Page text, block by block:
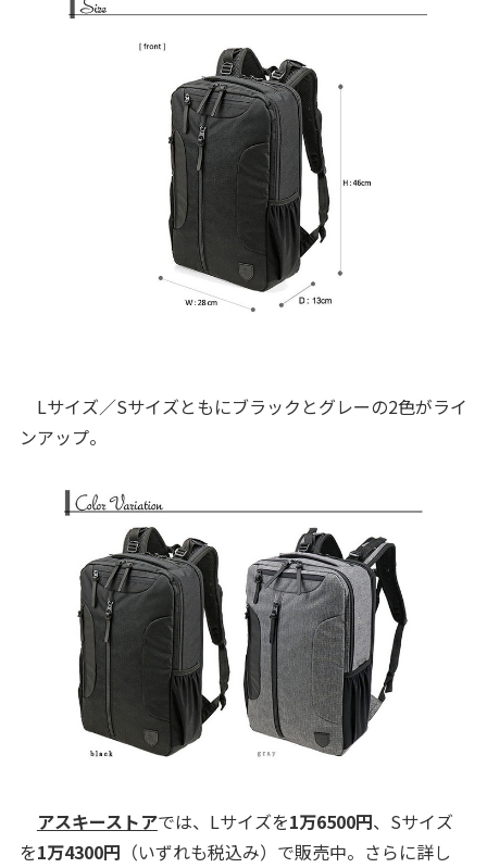
Lサイズ／Sサイズともにブラックとグレーの2色がライ
ンアップ。
アスキーストアでは、Lサイズを1万6500円、Sサイズ
を1万4300円 （いずれも税込み）で販売中。さらに詳し